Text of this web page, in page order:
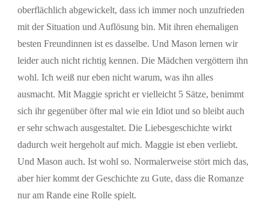
oberflächlich abgewickelt, dass ich immer noch unzufrieden
mit der Situation und Auflösung bin. Mit ihren ehemaligen
besten Freundinnen ist es dasselbe. Und Mason lernen wir
leider auch nicht richtig kennen. Die Mädchen vergöttern ihn
wohl. Ich weiß nur eben nicht warum, was ihn alles
ausmacht. Mit Maggie spricht er vielleicht 5 Sätze, benimmt
sich ihr gegenüber öfter mal wie ein Idiot und so bleibt auch
er sehr schwach ausgestaltet. Die Liebesgeschichte wirkt
dadurch weit hergeholt auf mich. Maggie ist eben verliebt.
Und Mason auch. Ist wohl so. Normalerweise stört mich das,
aber hier kommt der Geschichte zu Gute, dass die Romanze
nur am Rande eine Rolle spielt.